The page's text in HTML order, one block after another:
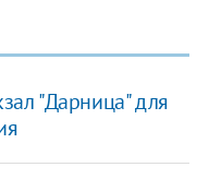
"Дарница" для